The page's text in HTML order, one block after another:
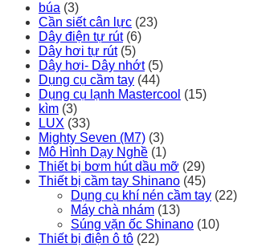
búa (3)
Cần siết cân lực (23)
Dây điện tự rút (6)
Dây hơi tự rút (5)
Dây hơi- Dây nhớt (5)
Dụng cụ cầm tay (44)
Dụng cụ lạnh Mastercool (15)
kìm (3)
LUX (33)
Mighty Seven (M7) (3)
Mô Hình Dạy Nghề (1)
Thiết bị bơm hút dầu mỡ (29)
Thiết bị cầm tay Shinano (45)
Dụng cụ khí nén cầm tay (22)
Máy chà nhám (13)
Súng vặn ốc Shinano (10)
Thiết bị điện ô tô (22)